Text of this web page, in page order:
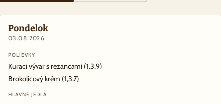
Pondelok
03.08.2026
POLIEVKY
Kurací vývar s rezancami (1,3,9)
Brokolicový krém (1,3,7)
HLAVNÉ JEDLÁ